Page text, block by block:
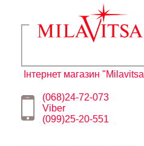
Інтернет магазин
(068)24-72-073
Viber
(099)25-20-551